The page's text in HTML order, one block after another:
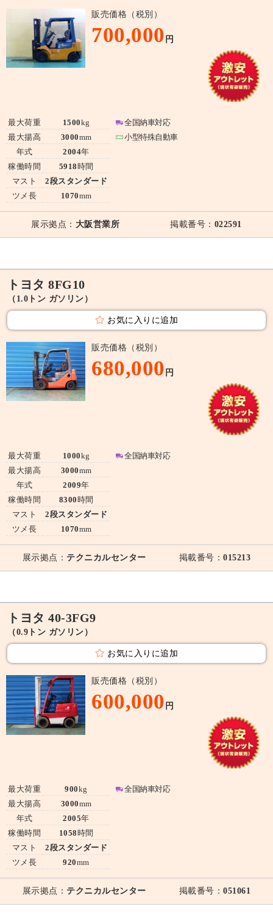
販売価格（税別）
700,000 円
最大荷重
最大揚高
年式
稼働時間
マスト
ツメ長
1500kg
3000mm
2004年
5918 時間
2段スタンダード
1070mm
全国納車対応
小型特殊自動車
展示拠点： 大阪営業所 掲載番号： 022591
トヨタ 8FG10
（1.0トン ガソリン）
お気に入りに追加
販売価格（税別）
680,000 円
最大荷重
最大揚高
年式
稼働時間
マスト
ツメ長
1000kg
3000mm
2009年
8300 時間
2段スタンダード
1070mm
全国納車対応
展示拠点： テクニカルセンター 掲載番号：015213
トヨタ 40-3FG9
（0.9トン ガソリン）
お気に入りに追加
販売価格（税別）
600,000 円
最大荷重
最大揚高
年式
稼働時間
マスト
ツメ長
900kg
3000mm
2005年
1058 時間
2段スタンダード
920mm
全国納車対応
展示拠点： テクニカルセンター 掲載番号：051061